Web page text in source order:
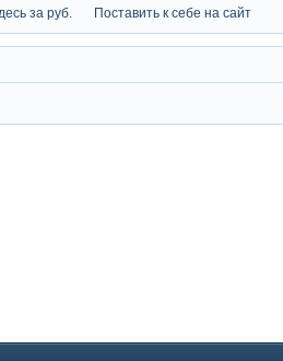
за руб. Поставить к себе на сайт